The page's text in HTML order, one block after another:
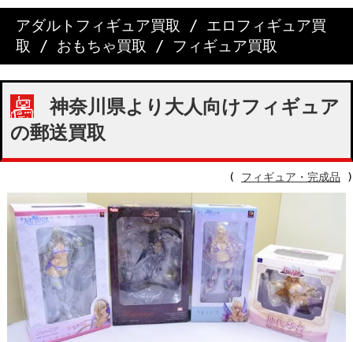
アダルトフィギュア買取 / エロフィギュア買
取 / おもちゃ買取 / フィギュア買取
神奈川県より大人向けフィギュア
の郵送買取
( フィギュア・完成品 )